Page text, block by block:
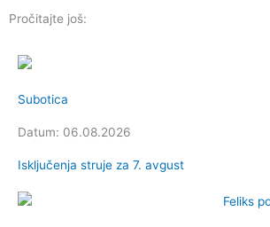
Pročitajte još:
Subotica
Datum: 06.08.2026
Isključenja struje za 7. avgust